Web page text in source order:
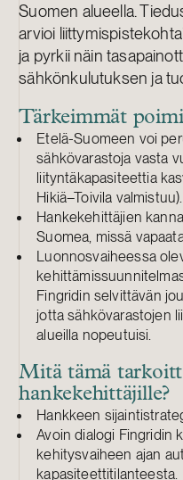
Suomen alueella.
arvioi
ja pyrkii näin
sähkönkulutuksen ja
Tärkeimmät
Etelä-Suomeen voi
sähkövarastoja vasta
liityntäkapasiteettia
Hikiä–Toivila valmistuu).
Hankekehittäjien
Suomea, missä
Luonnosvaiheessa
Fingridin selvittävän
jotta sähkövarastojen
alueilla nopeutuisi.
Mitä tämä
hankekehittäjille?
Hankkeen
Avoin dialogi Fingridin
kehitysvaiheen ajan
kapasiteettitilanteesta.